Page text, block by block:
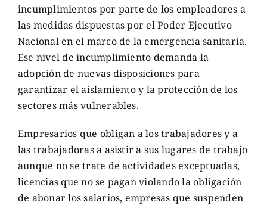
incumplimientos por parte de los empleadores a
las medidas dispuestas por el Poder Ejecutivo
Nacional en el marco de la emergencia sanitaria.
Ese nivel de incumplimiento demanda la
adopción de nuevas disposiciones para
garantizar el aislamiento y la protección de los
sectores más vulnerables.
Empresarios que obligan a los trabajadores y a
las trabajadoras a asistir a sus lugares de trabajo
aunque no se trate de actividades exceptuadas,
licencias que no se pagan violando la obligación
de abonar los salarios, empresas que suspenden